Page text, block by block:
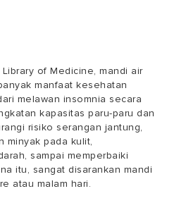
of Medicine, mandi air
manfaat kesehatan
melawan insomnia secara
kapasitas paru-paru dan
risiko serangan jantung,
minyak pada kulit,
sampai memperbaiki
itu, sangat disarankan mandi
atau malam hari.